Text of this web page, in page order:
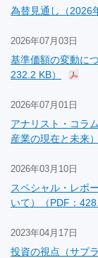
為替見通し（2026
2026年07月03日
基準価額の変動に
232.2 KB）
2026年07月01日
アナリスト・コラ
産業の現在と未来
2026年03月10日
スペシャル・レポ
いて）（PDF：
2023年04月17日
投資の視点（サプ